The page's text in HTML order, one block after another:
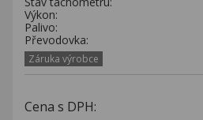
Výkon:
Palivo:
Převodovka:
Záruka výrobce
Cena s DPH: